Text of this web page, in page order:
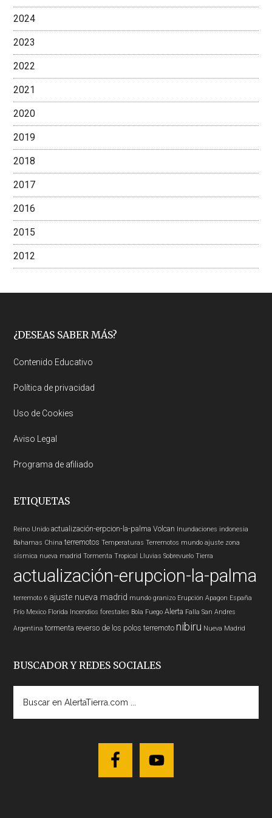
2024
2023
2022
2021
2020
2019
2018
2017
2016
2015
2012
Footer
¿DESEAS SABER MÁS?
Contenido Educativo
Política de privacidad
Uso de Cookies
Aviso Legal
Programa de afiliado
ETIQUETAS
Reino Unido actualización-erpcion-la-palma Volcan Inundaciones indonesia
Bahamas China terremotos Temperaturas Terremotos mundo ajuste zona
sísmica nueva madrid Tormenta Tropical Lluvias Sobrevuelo Tierra
actualización-erupcion-la-palma
terremoto 6 ajuste nueva madrid mundo granizo Erupción Apagon España
Frío Mexico Florida Incendios forestales Bola Fuego Alerta Falla San Andres
Argentina tormenta reverso de los polos terremoto nibiru Nueva Madrid
BUSCADOR Y REDES SOCIALES
AlertaTierra.com